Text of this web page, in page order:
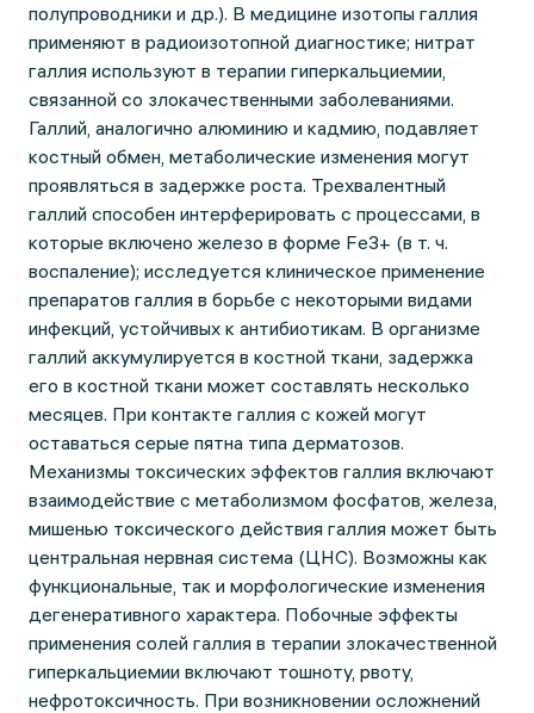
полупроводники и др.). В медицине изотопы галлия
применяют в радиоизотопной диагностике; нитрат
галлия используют в терапии гиперкальциемии,
связанной со злокачественными заболеваниями.
Галлий, аналогично алюминию и кадмию, подавляет
костный обмен, метаболические изменения могут
проявляться в задержке роста. Трехвалентный
галлий способен интерферировать с процессами, в
которые включено железо в форме Fe3+ (в т. ч.
воспаление); исследуется клиническое применение
препаратов галлия в борьбе с некоторыми видами
инфекций, устойчивых к антибиотикам. В организме
галлий аккумулируется в костной ткани, задержка
его в костной ткани может составлять несколько
месяцев. При контакте галлия с кожей могут
оставаться серые пятна типа дерматозов.
Механизмы токсических эффектов галлия включают
взаимодействие с метаболизмом фосфатов, железа,
мишенью токсического действия галлия может быть
центральная нервная система (ЦНС). Возможны как
функциональные, так и морфологические изменения
дегенеративного характера. Побочные эффекты
применения солей галлия в терапии злокачественной
гиперкальциемии включают тошноту, рвоту,
нефротоксичность. При возникновении осложнений